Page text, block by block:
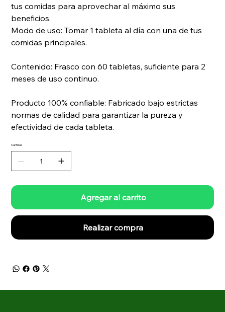
tus comidas para aprovechar al máximo sus
beneficios.
Modo de uso: Tomar 1 tableta al día con una de tus
comidas principales.
Contenido: Frasco con 60 tabletas, suficiente para 2
meses de uso continuo.
Producto 100% confiable: Fabricado bajo estrictas
normas de calidad para garantizar la pureza y
efectividad de cada tableta.
Cantidad
Agregar al carrito
Realizar compra